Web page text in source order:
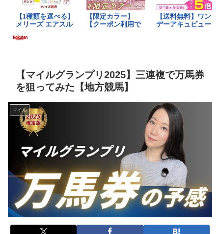
【マイルグランプリ2025】三連複で万馬券
を狙ってみた【地方競馬】
マイル